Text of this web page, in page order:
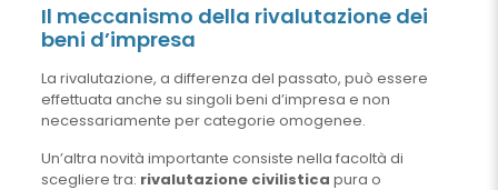
Il meccanismo della rivalutazione dei
beni d’impresa
La rivalutazione, a differenza del passato, può essere
effettuata anche su singoli beni d’impresa e non
necessariamente per categorie omogenee.
Un’altra novità importante consiste nella facoltà di
scegliere tra: rivalutazione civilistica pura o